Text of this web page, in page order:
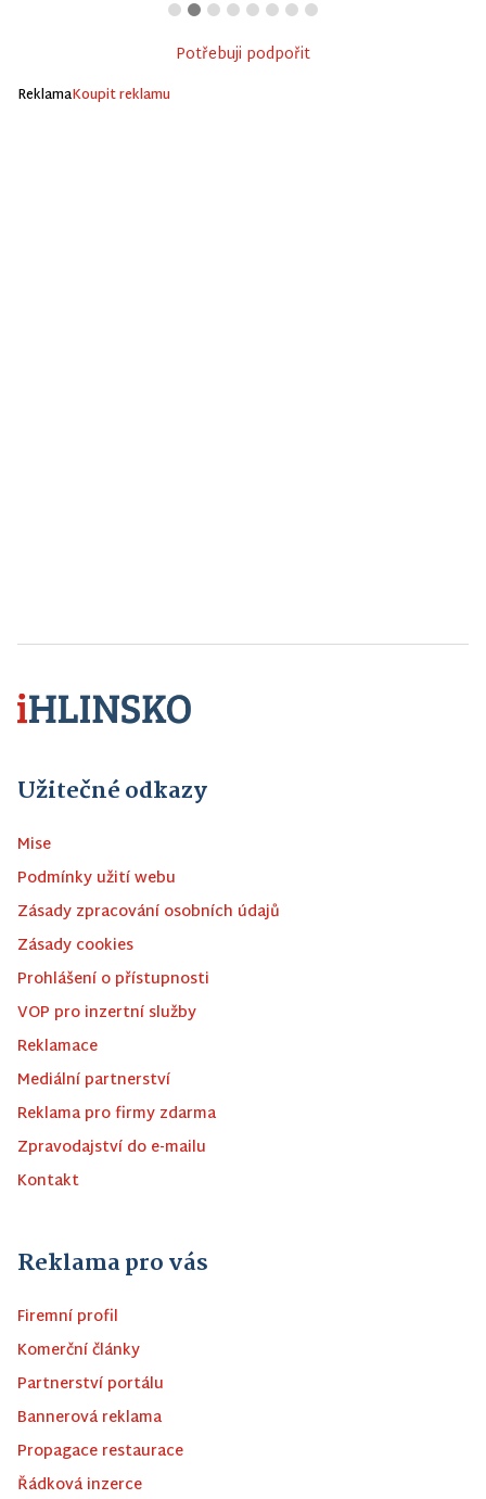
Potřebuji podpořit
ReklamaKoupit reklamu
Užitečné odkazy
Mise
Podmínky užití webu
Zásady zpracování osobních údajů
Zásady cookies
Prohlášení o přístupnosti
VOP pro inzertní služby
Reklamace
Mediální partnerství
Reklama pro firmy zdarma
Zpravodajství do e-mailu
Kontakt
Reklama pro vás
Firemní profil
Komerční články
Partnerství portálu
Bannerová reklama
Propagace restaurace
Řádková inzerce